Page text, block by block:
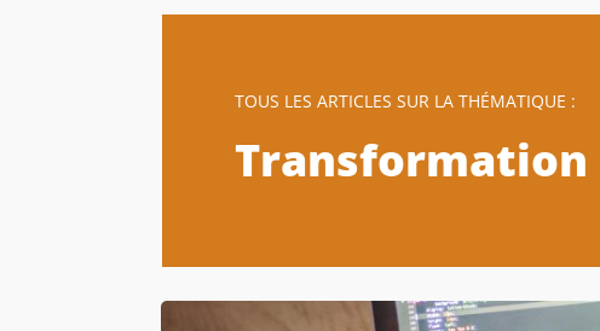
TOUS LES ARTICLES SUR LA THÉMATIQUE :